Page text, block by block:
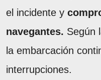
el incidente y
navegantes. Según
la embarcación
interrupciones.